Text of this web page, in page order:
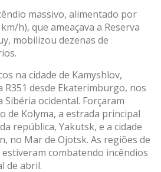
massivo, alimentado por
h), que ameaçava a Reserva
mobilizou dezenas de
na cidade de Kamyshlov,
R351 desde Ekaterimburgo, nos
Sibéria ocidental. Forçaram
de Kolyma, a estrada principal
república, Yakutsk, e a cidade
no Mar de Ojotsk. As regiões de
combatendo incêndios
de abril.